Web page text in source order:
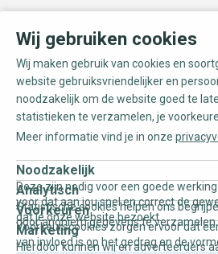
Wij gebruiken cookies
Wij maken gebruik van cookies en
website gebruiksvriendelijker en
noodzakelijk om de website goed te
statistieken te verzamelen, je
Meer informatie vind je in onze
Noodzakelijk
Deze zijn nodig voor een goede
voor dat aan jou snel en correct de
dat je onze website bezoekt.
Analytisch
Statistische cookies helpen ons
door anoniem gegevens te
Voorkeuren
Voorkeurscookies zorgen ervoor dat
van invloed is op het gedrag en de
Marketing
Hierdoor kunnen wij en adverteerders